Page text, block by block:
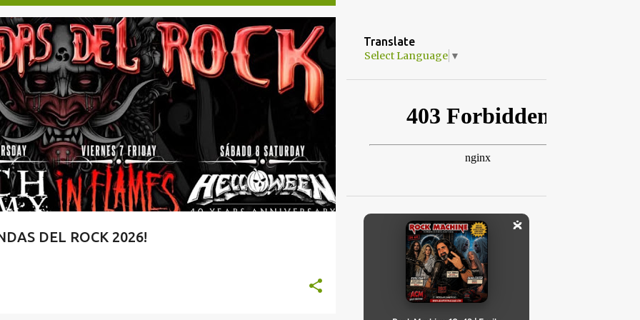
DEL ROCK 2026!
TAQUILLA.COM
Translate
Select Language ▼